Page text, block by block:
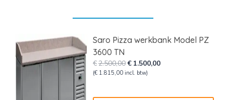
Saro Pizza werkbank Model PZ
3600 TN
€2.500,00Oorspronkelijke
prijs
€2.500,00.
€ 1.500,00Huidige
€1.500,00.
(€ 1.815,00 incl. btw)